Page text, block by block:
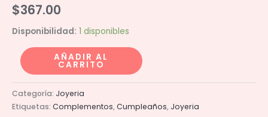
$367.00
Disponibilidad: 1 disponibles
Brazalete
con
mariposa
cantidad
AÑADIR AL
CARRITO
Categoría: Joyeria
Etiquetas: Complementos,Cumpleaños, Joyeria